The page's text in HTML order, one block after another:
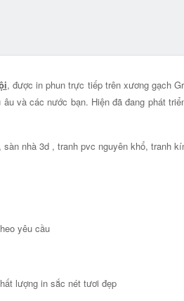
, được in phun trực tiếp trên xương gạch
và các nước bạn. Hiện đã đang phát
nhà 3d , tranh pvc nguyên khổ, tranh
yêu cầu
lượng in sắc nét tươi đẹp